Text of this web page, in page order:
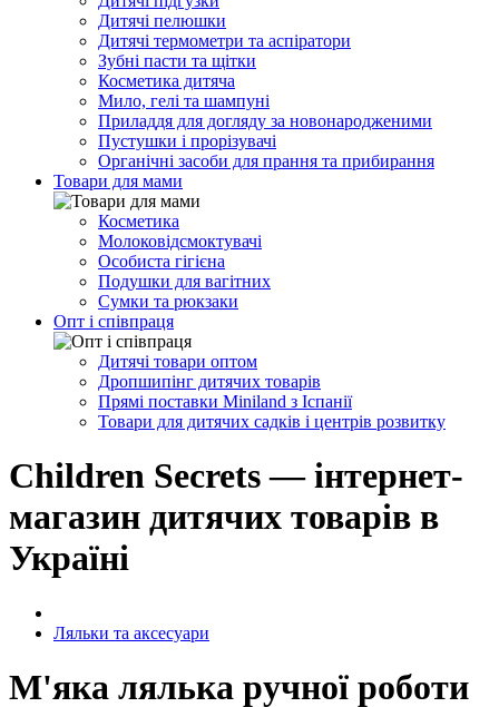
Дитячі пелюшки
Дитячі термометри та аспіратори
Зубні пасти та щітки
Косметика дитяча
Мило, гелі та шампуні
Приладдя для догляду за новонародженими
Пустушки і прорізувачі
Органічні засоби для прання та прибирання
Товари для мами
Косметика
Молоковідсмоктувачі
Особиста гігієна
Подушки для вагітних
Сумки та рюкзаки
Опт і співпраця
Дитячі товари оптом
Дропшипінг дитячих товарів
Прямі поставки Miniland з Іспанії
Товари для дитячих садків і центрів розвитку
Children Secrets — інтернет-
магазин дитячих товарів в
Україні
Ляльки та аксесуари
М'яка лялька ручної роботи